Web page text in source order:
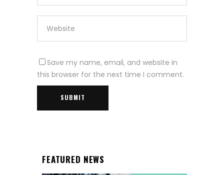
Save my name, email, and website in
this browser for the next time I comment.
FEATURED NEWS